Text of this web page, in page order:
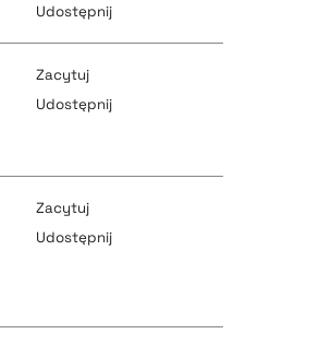
pobierz cytat
pobierz cytat
Udostępnij
pobierz cytat
Zacytuj
Udostępnij
Zacytuj
Udostępnij